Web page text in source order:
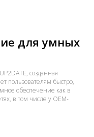
для умных
созданная
пользователям быстро,
обеспечение как в
в том числе у OEM-